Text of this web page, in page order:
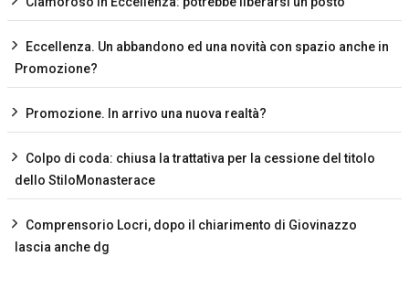
Eccellenza. Un abbandono ed una novità con spazio anche in
Promozione?
Promozione. In arrivo una nuova realtà?
Colpo di coda: chiusa la trattativa per la cessione del titolo
dello StiloMonasterace
Comprensorio Locri, dopo il chiarimento di Giovinazzo
lascia anche dg